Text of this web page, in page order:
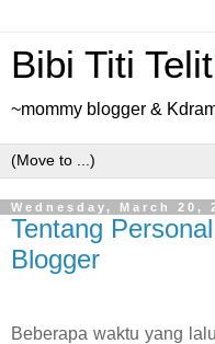
Bibi Titi
~mommy blogger &
Wednesday, March 20,
Tentang
Blogger
Beberapa waktu yang